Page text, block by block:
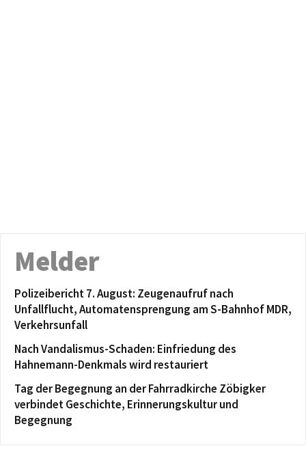
Melder
Polizeibericht 7. August: Zeugenaufruf nach
Unfallflucht, Automatensprengung am S-Bahnhof MDR,
Verkehrsunfall
Nach Vandalismus-Schaden: Einfriedung des
Hahnemann-Denkmals wird restauriert
Tag der Begegnung an der Fahrradkirche Zöbigker
verbindet Geschichte, Erinnerungskultur und
Begegnung